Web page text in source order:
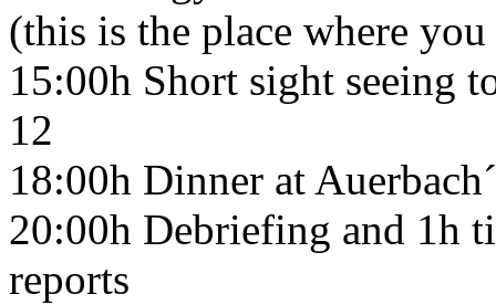
(this is the place where
15:00h Short sight seeing
12
18:00h Dinner at
20:00h Debriefing and 1h
reports